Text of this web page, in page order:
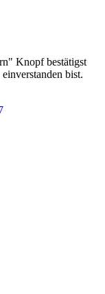
Knopf bestätigst
einverstanden bist.